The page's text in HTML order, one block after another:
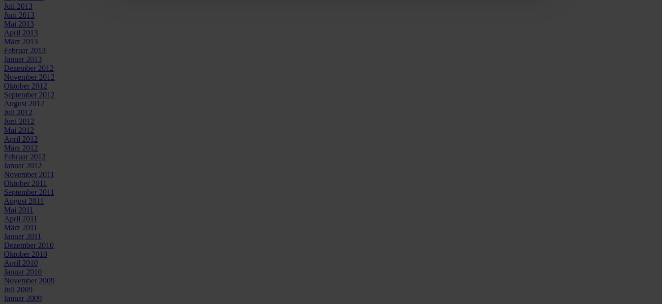
Juli 2013
Juni 2013
Mai 2013
April 2013
März 2013
Februar 2013
Januar 2013
Dezember 2012
November 2012
Oktober 2012
September 2012
August 2012
Juli 2012
Juni 2012
Mai 2012
April 2012
März 2012
Februar 2012
Januar 2012
November 2011
Oktober 2011
September 2011
August 2011
Mai 2011
April 2011
März 2011
Januar 2011
Dezember 2010
Oktober 2010
April 2010
Januar 2010
November 2009
Juli 2009
Januar 2009